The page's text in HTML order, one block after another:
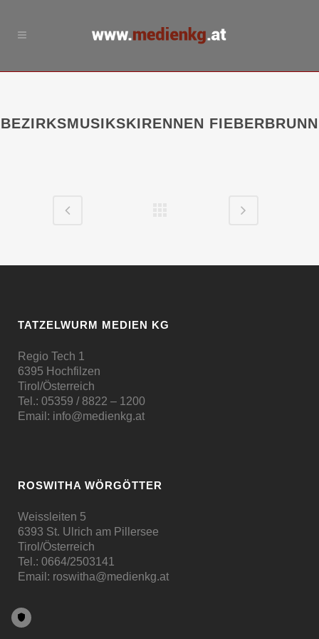
BEZIRKSMUSIKSKIRENNEN FIEBERBRUNN
TATZELWURM MEDIEN KG
Regio Tech 1
6395 Hochfilzen
Tirol/Österreich
Tel.: 05359 / 8822 – 1200
Email: info@medienkg.at
ROSWITHA WÖRGÖTTER
Weissleiten 5
6393 St. Ulrich am Pillersee
Tirol/Österreich
Tel.: 0664/2503141
Email: roswitha@medienkg.at